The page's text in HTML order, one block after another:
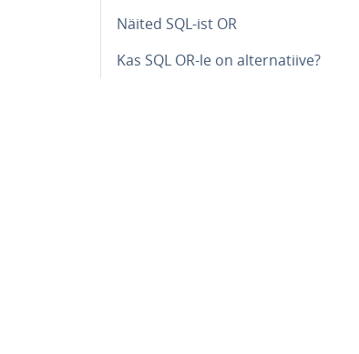
Näited SQL-ist OR
Kas SQL OR-le on al­ter­na­tiive?